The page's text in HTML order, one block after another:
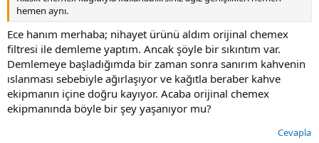
hemen aynı.
Ece hanım merhaba; nihayet ürünü aldım orijinal chemex
filtresi ile demleme yaptım. Ancak şöyle bir sıkıntım var.
Demlemeye başladığımda bir zaman sonra sanırım kahvenin
ıslanması sebebiyle ağırlaşıyor ve kağıtla beraber kahve
ekipmanın içine doğru kayıyor. Acaba orijinal chemex
ekipmanında böyle bir şey yaşanıyor mu?
Cevapla